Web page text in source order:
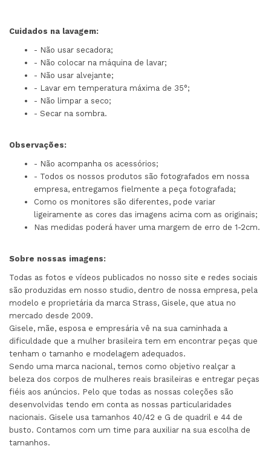
Cuidados na lavagem:
- Não usar secadora;
- Não colocar na máquina de lavar;
- Não usar alvejante;
- Lavar em temperatura máxima de 35°;
- Não limpar a seco;
- Secar na sombra.
Observações:
- Não acompanha os acessórios;
- Todos os nossos produtos são fotografados em nossa
empresa, entregamos fielmente a peça fotografada;
Como os monitores são diferentes, pode variar
ligeiramente as cores das imagens acima com as originais;
Nas medidas poderá haver uma margem de erro de 1-2cm.
Sobre nossas imagens:
Todas as fotos e vídeos publicados no nosso site e redes sociais
são produzidas em nosso studio, dentro de nossa empresa, pela
modelo e proprietária da marca Strass, Gisele, que atua no
mercado desde 2009.
Gisele, mãe, esposa e empresária vê na sua caminhada a
dificuldade que a mulher brasileira tem em encontrar peças que
tenham o tamanho e modelagem adequados.
Sendo uma marca nacional, temos como objetivo realçar a
beleza dos corpos de mulheres reais brasileiras e entregar peças
fiéis aos anúncios. Pelo que todas as nossas coleções são
desenvolvidas tendo em conta as nossas particularidades
nacionais. Gisele usa tamanhos 40/42 e G de quadril e 44 de
busto. Contamos com um time para auxiliar na sua escolha de
tamanhos.